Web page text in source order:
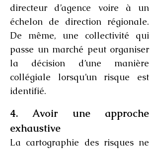
directeur d’agence voire à un
échelon de direction régionale.
De même, une collectivité qui
passe un marché peut organiser
la décision d’une manière
collégiale lorsqu’un risque est
identifié.
4. Avoir une approche
exhaustive
La cartographie des risques ne